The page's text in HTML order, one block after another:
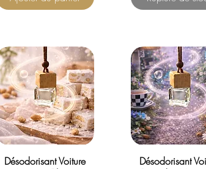
Désodorisant Voiture
Désodorisant